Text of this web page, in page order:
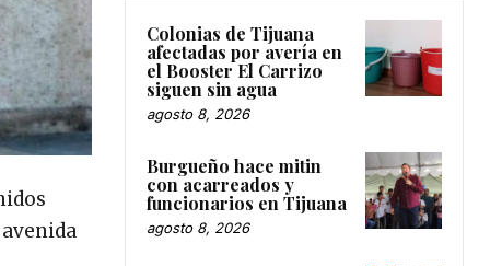
Colonias de Tijuana
afectadas por avería en
el Booster El Carrizo
siguen sin agua
agosto 8, 2026
Burgueño hace mitin
con acarreados y
funcionarios en Tijuana
agosto 8, 2026